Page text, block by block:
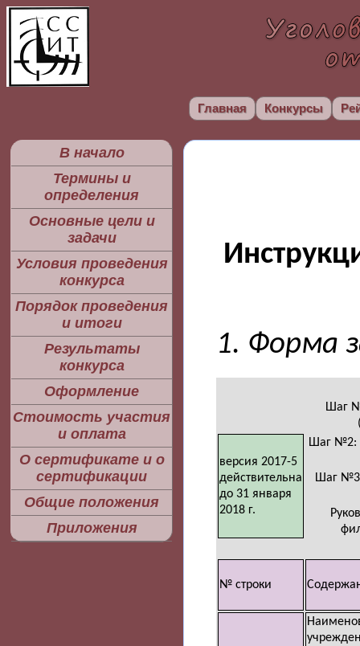
Главная Конкурсы
В начало
Термины и
определения
Основные цели и
задачи
Условия проведения
конкурса
Порядок проведения
и итоги
Результаты
конкурса
Оформление
Стоимость участия
и оплата
О сертификате и о
сертификации
Общие положения
Приложения
1. Форма
Шаг
версия 2017-5
действительна
до 31 января
2018 г.
Шаг №2:
Шаг
№ строки